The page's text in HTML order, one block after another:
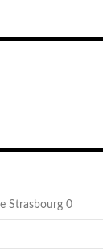
Strasbourg 0